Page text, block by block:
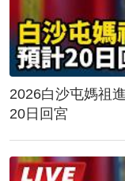
2026白沙屯媽祖
20日回宮